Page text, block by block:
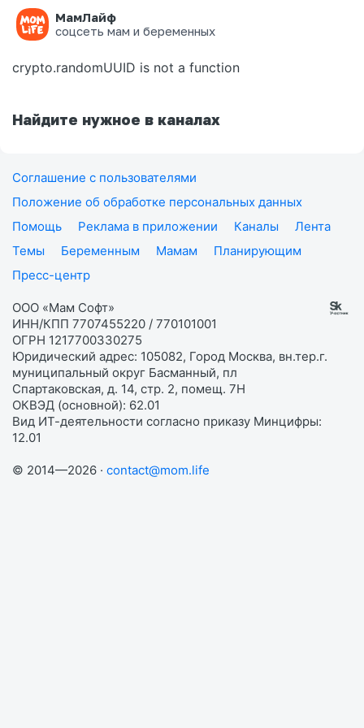
МамЛайф
соцсеть мам и беременных
Ошибка на странице
crypto.randomUUID is not a function
Найдите нужное в каналах
Соглашение с пользователями
Положение об обработке персональных данных
Помощь
Реклама в приложении Каналы
Лента
Темы
Беременным Мамам
Планирующим
Пресс-центр
ООО «Мам Софт»
ИНН/КПП 7707455220 / 770101001
ОГРН 1217700330275
Юридический адрес: 105082, Город Москва, вн.тер.г.
муниципальный округ Басманный, пл
Спартаковская, д. 14, стр. 2, помещ. 7Н
ОКВЭД (основной): 62.01
Вид ИТ-деятельности согласно приказу Минцифры:
12.01
© 2014—2026 · contact@mom.life